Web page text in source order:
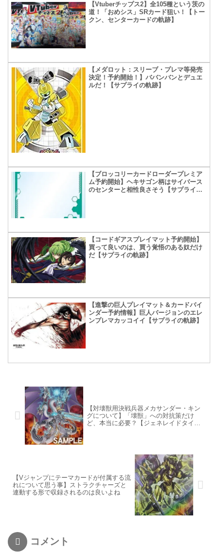
【Vtuberチップス2】全105種という茨の
道！「おめシス」SRカード狙い！【トー
クン、センターカードの軌跡】
【メダロット：スリーブ・プレマ等発売
決定！予約開始！】ババンバンとデュエ
ルだ！【サプライの軌跡】
【ブロッコリーカードローダープレミア
ム予約開始】ヘキサゴン柄はサイバース
のセンターと相性良さそう【サプライの
【コードギアスプレイマット予約開始】
買って良いのは、買う覚悟のある奴だけ
だ【サプライの軌跡】
【進撃の巨人プレイマット＆カードバイ
ンダー予約情報】巨人バージョンのエレ
ンプレマカッコイイ【サプライの軌跡】
【対壊獣用決戦兵器メカサンダー・キン
グについて】「壊獣」への対抗策だけ
ど、本当に必要？【ジェネレイドタイ
【Vジャンプにテーマカードが付属する流
れについて思う事】ストラクチャーズと
連動する形で収録されるのは良いよね
コメント